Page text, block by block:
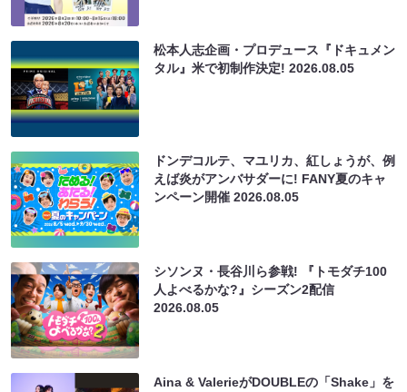
松本人志企画・プロデュース『ドキュメン
タル』米で初制作決定!2026.08.05
ドンデコルテ、マユリカ、紅しょうが、例
えば炎がアンバサダーに! FANY夏のキャ
ンペーン開催2026.08.05
シソンヌ・長谷川ら参戦! 『トモダチ100
人よべるかな?』シーズン2配信
2026.08.05
Aina & ValerieがDOUBLEの「Shake」を